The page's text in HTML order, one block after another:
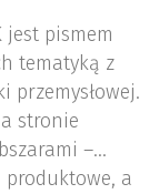
jest pismem
tematyką z
przemysłowej.
stronie
–
a